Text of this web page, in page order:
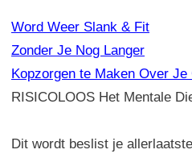
Word Weer Slank & Fit
Zonder Je Nog Langer
Kopzorgen te Maken Over Je
RISICOLOOS Het Mentale
Dit wordt beslist je